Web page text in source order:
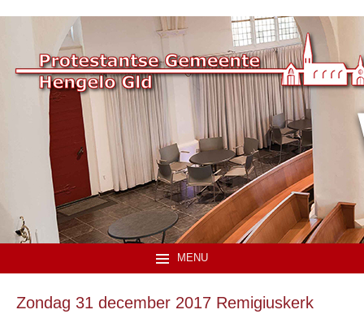
MENU
Zondag 31 december 2017 Remigiuskerk